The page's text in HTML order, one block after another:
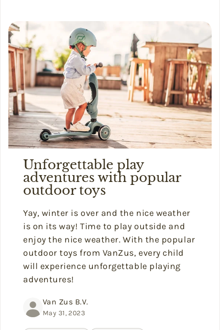
Unforgettable play
adventures with popular
outdoor toys
Yay, winter is over and the nice weather
is on its way! Time to play outside and
enjoy the nice weather. With the popular
outdoor toys from VanZus, every child
will experience unforgettable playing
adventures!
Van Zus B.V.
May 31, 2023